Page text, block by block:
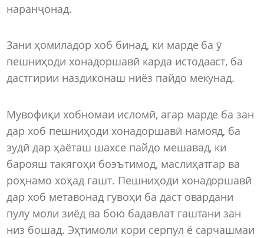
наранҷонад.
Зани ҳомиладор хоб бинад, ки марде ба ӯ
пешниҳоди хонадоршавӣ карда истодааст, ба
дастгирии наздиконаш ниёз пайдо мекунад.
Мувофиқи хобномаи исломӣ, агар марде ба зан
дар хоб пешниҳоди хонадоршавӣ намояд, ба
зудӣ дар ҳаёташ шахсе пайдо мешавад, ки
барояш такягоҳи боэътимод, маслиҳатгар ва
роҳнамо хоҳад гашт. Пешниҳоди хонадоршавӣ
дар хоб метавонад гувоҳи ба даст овардани
пулу моли зиёд ва бою бадавлат гаштани зан
низ бошад. Эҳтимоли кори серпул ё сарчашмаи